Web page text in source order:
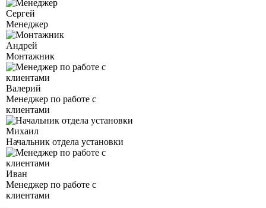
Сергей
Менеджер
Андрей
Монтажник
Валерий
Менеджер по работе с
клиентами
Михаил
Начальник отдела установки
Иван
Менеджер по работе с
клиентами